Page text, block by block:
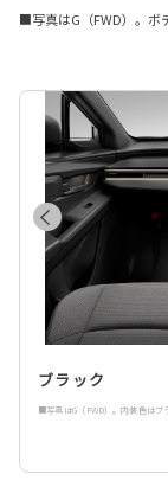
■写真はG（FWD）。ボ
ブラック
■写真はG（FWD）。内装色はブ